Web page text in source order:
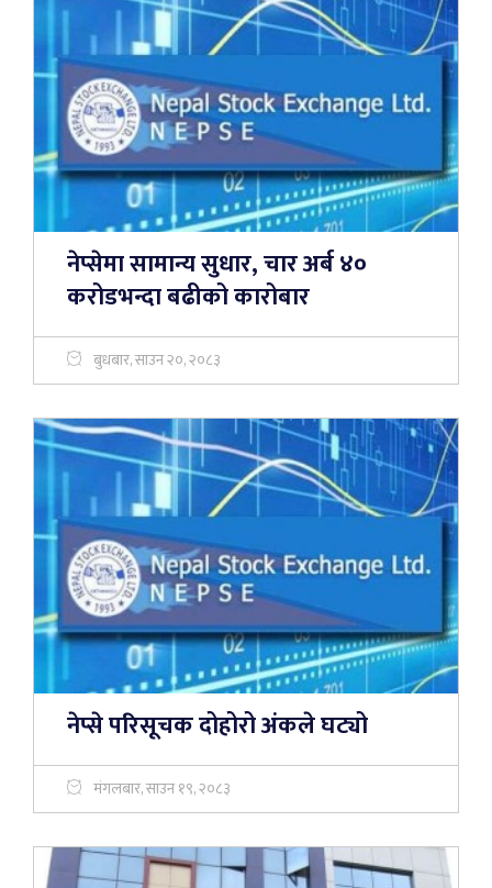
नेप्सेमा सामान्य सुधार, चार अर्ब ४०
करोडभन्दा बढीको कारोबार
बुधबार, साउन २०, २०८३
नेप्से परिसूचक दोहोरो अंकले घट्यो
मंगलबार, साउन १९, २०८३